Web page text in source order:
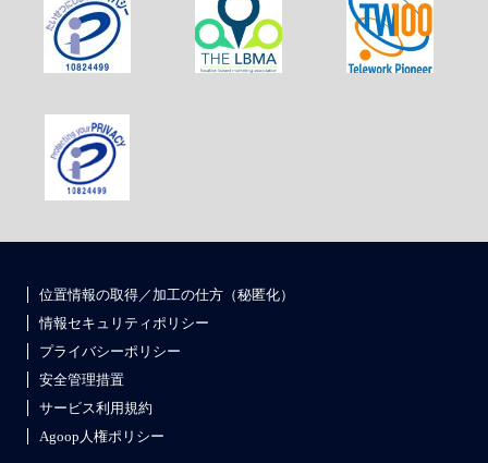
位置情報の取得／加工の仕方（秘匿化）
情報セキュリティポリシー
プライバシーポリシー
安全管理措置
サービス利用規約
Agoop人権ポリシー